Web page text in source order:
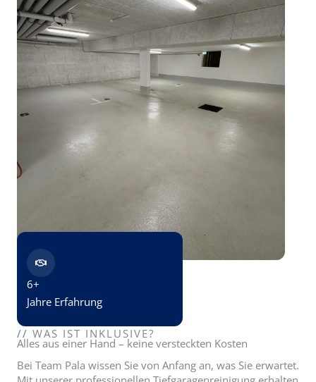
6+
Jahre Erfahrung
// WAS IST INKLUSIVE?
Alles aus einer Hand – keine versteckten Kosten
Bei Team Pala wissen Sie von Anfang an, was Sie erwartet.